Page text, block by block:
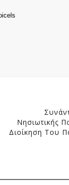
Νησιωτικής
Διοίκηση Του